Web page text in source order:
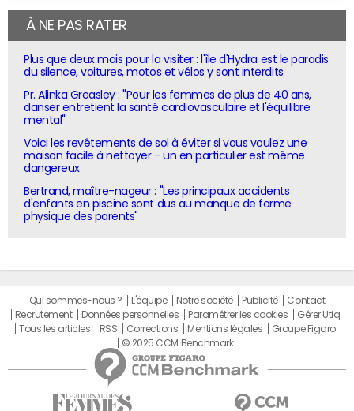
À NE PAS RATER
Plus que deux mois pour la visiter : l'île d'Hydra est le paradis
du silence, voitures, motos et vélos y sont interdits
Pr. Alinka Greasley : "Pour les femmes de plus de 40 ans,
danser entretient la santé cardiovasculaire et l'équilibre
mental"
Voici les revêtements de sol à éviter si vous voulez une
maison facile à nettoyer - un en particulier est même
dangereux
Bertrand, maître-nageur : "Les principaux accidents
d'enfants en piscine sont dus au manque de forme
physique des parents"
Qui sommes-nous ? L'équipe Notre société Publicité
Contact
Recrutement
Données personnelles Paramétrer les cookies
Gérer Utiq
Tous les articles
RSS Corrections Mentions légales
Groupe Figaro
© 2025 CCM Benchmark